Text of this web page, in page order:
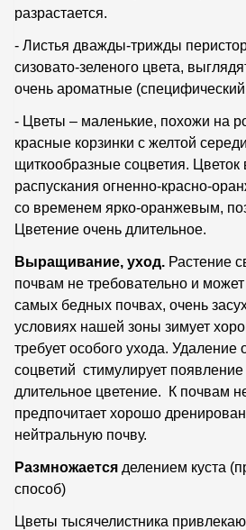
разрастается.
- Листья дважды-трижды
сизовато-зеленого цвета,
очень ароматные
- Цветы – маленькие, похожи на
красные корзинки с желтой
щиткообразные соцветия. Цветок
распускания огненно-красно-
со временем ярко-оранжевым,
Цветение очень длительное.
Выращивание, уход. Растение
почвам не требовательно и
самых бедных почвах, очень
условиях нашей зоны зимует
требует особого ухода. Удаление
соцветий стимулирует
длительное цветение. К почвам
предпочитает хорошо
нейтральную почву.
Размножается делением куста
способ)
Цветы тысячелистника